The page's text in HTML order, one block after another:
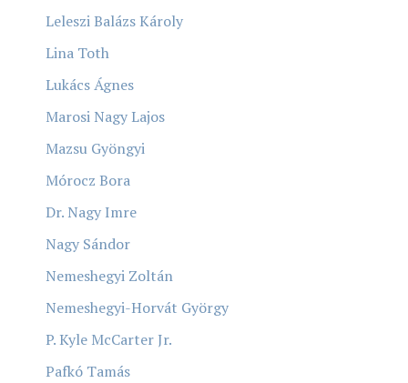
Leleszi Balázs Károly
Lina Toth
Lukács Ágnes
Marosi Nagy Lajos
Mazsu Gyöngyi
Mórocz Bora
Dr. Nagy Imre
Nagy Sándor
Nemeshegyi Zoltán
Nemeshegyi-Horvát György
P. Kyle McCarter Jr.
Pafkó Tamás